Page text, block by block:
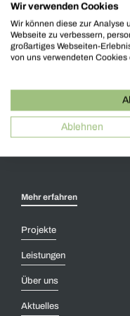
Welle 3
48356 Nordwalde
+49 2573 - 979 00 0
Termin buchen
Mehr erfahren
Projekte
Leistungen
Über uns
Aktuelles
Wir verwenden Cookies
Wir können diese zur Analyse
Webseite zu verbessern,
großartiges Webseiten-
von uns verwendeten
Ablehnen